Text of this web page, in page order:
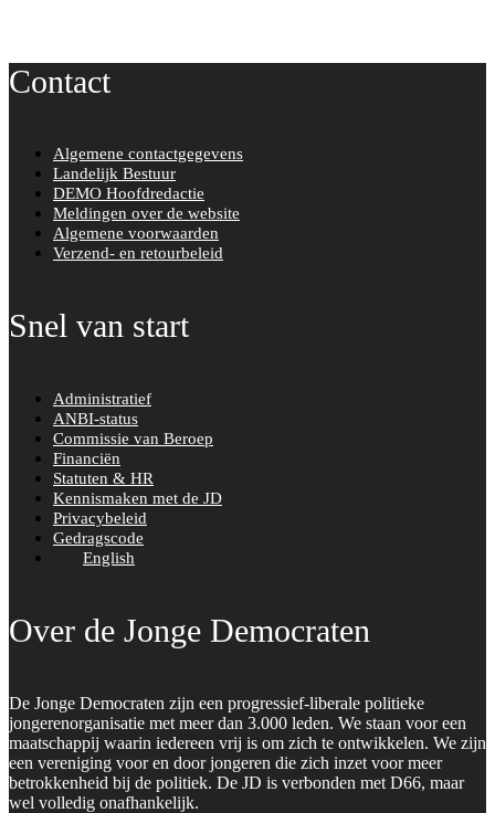
e t
Contact
Algemene contactgegevens
Landelijk Bestuur
DEMO Hoofdredactie
Meldingen over de website
Algemene voorwaarden
Verzend- en retourbeleid
Snel van start
Administratief
ANBI-status
Commissie van Beroep
Financiën
Statuten & HR
Kennismaken met de JD
Privacybeleid
Gedragscode
English
Over de Jonge Democraten
De Jonge Democraten zijn een progressief-liberale politieke
jongerenorganisatie met meer dan 3.000 leden. We staan voor een
maatschappij waarin iedereen vrij is om zich te ontwikkelen. We zijn
een vereniging voor en door jongeren die zich inzet voor meer
betrokkenheid bij de politiek. De JD is verbonden met D66, maar
wel volledig onafhankelijk.